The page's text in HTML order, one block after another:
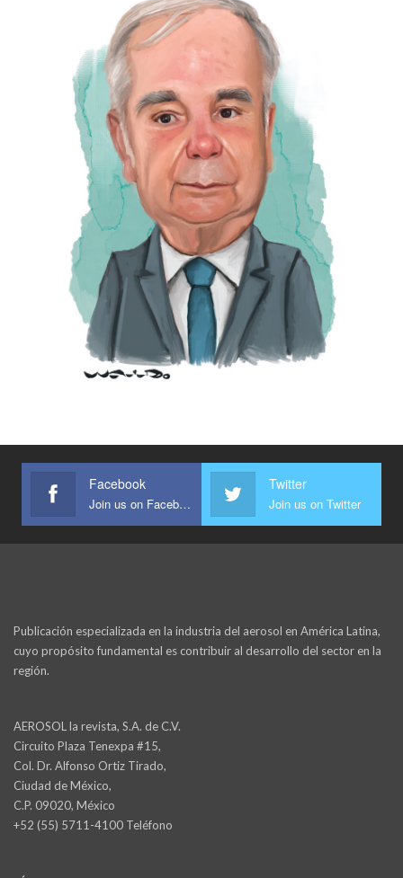
Facebook
Join us on Facebook
Twitter
Join us on Twitter
Publicación especializada en la industria del aerosol en América Latina,
cuyo propósito fundamental es contribuir al desarrollo del sector en la
región.
AEROSOL la revista, S.A. de C.V.
Circuito Plaza Tenexpa #15,
Col. Dr. Alfonso Ortiz Tirado,
Ciudad de México,
C.P. 09020, México
+52 (55) 5711-4100 Teléfono